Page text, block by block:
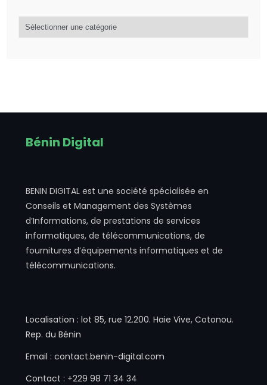
d’articles
Bénin Digital
BENIN DIGITAL est une société spécialisée en
Conseils et Management des Systèmes
d’Informations, de prestations de services
informatiques, de télécommunications, de
fournitures d’équipements informatiques et de
télécommunications.
Localisation : lot 85, rue 12.200. Haie Vive, Cotonou.
Rep. du Bénin
Email : contact.benin-digital.com
Contact : +229 98 71 34 34